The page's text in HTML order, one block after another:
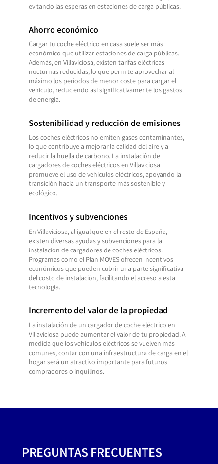
evitando las esperas en estaciones de carga públicas.
Ahorro económico
Cargar tu coche eléctrico en casa suele ser más
económico que utilizar estaciones de carga públicas.
Además, en Villaviciosa, existen tarifas eléctricas
nocturnas reducidas, lo que permite aprovechar al
máximo los periodos de menor coste para cargar el
vehículo, reduciendo así significativamente los gastos
de energía.
Sostenibilidad y reducción de emisiones
Los coches eléctricos no emiten gases contaminantes,
lo que contribuye a mejorar la calidad del aire y a
reducir la huella de carbono. La instalación de
cargadores de coches eléctricos en Villaviciosa
promueve el uso de vehículos eléctricos, apoyando la
transición hacia un transporte más sostenible y
ecológico.
Incentivos y subvenciones
En Villaviciosa, al igual que en el resto de España,
existen diversas ayudas y subvenciones para la
instalación de cargadores de coches eléctricos.
Programas como el Plan MOVES ofrecen incentivos
económicos que pueden cubrir una parte significativa
del costo de instalación, facilitando el acceso a esta
tecnología.
Incremento del valor de la propiedad
La instalación de un cargador de coche eléctrico en
Villaviciosa puede aumentar el valor de tu propiedad. A
medida que los vehículos eléctricos se vuelven más
comunes, contar con una infraestructura de carga en el
hogar será un atractivo importante para futuros
compradores o inquilinos.
PREGUNTAS FRECUENTES